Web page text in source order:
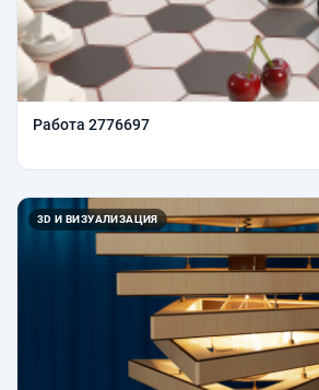
Работа 2776697
3D И ВИЗУАЛИЗАЦИЯ